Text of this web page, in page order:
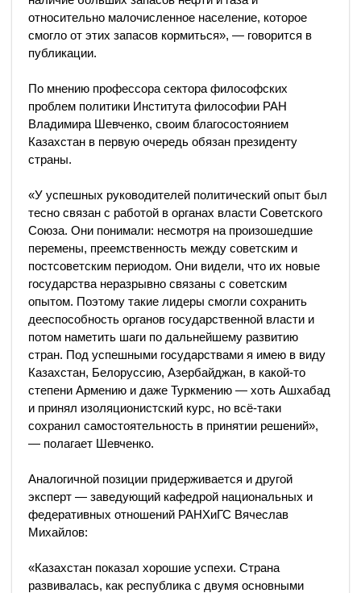
относительно малочисленное население, которое
смогло от этих запасов кормиться», — говорится в
публикации.
По мнению профессора сектора философских
проблем политики Института философии РАН
Владимира Шевченко, своим благосостоянием
Казахстан в первую очередь обязан президенту
страны.
«У успешных руководителей политический опыт был
тесно связан с работой в органах власти Советского
Союза. Они понимали: несмотря на произошедшие
перемены, преемственность между советским и
постсоветским периодом. Они видели, что их новые
государства неразрывно связаны с советским
опытом. Поэтому такие лидеры смогли сохранить
дееспособность органов государственной власти и
потом наметить шаги по дальнейшему развитию
стран. Под успешными государствами я имею в виду
Казахстан, Белоруссию, Азербайджан, в какой-то
степени Армению и даже Туркмению — хоть Ашхабад
и принял изоляционистский курс, но всё-таки
сохранил самостоятельность в принятии решений»,
— полагает Шевченко.
Аналогичной позиции придерживается и другой
эксперт — заведующий кафедрой национальных и
федеративных отношений РАНХиГС Вячеслав
Михайлов:
«Казахстан показал хорошие успехи. Страна
развивалась, как республика с двумя основными